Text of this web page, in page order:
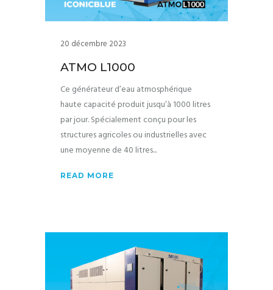
20 décembre 2023
ATMO L1000
Ce générateur d’eau atmosphérique
haute capacité produit jusqu’à 1000 litres
par jour. Spécialement conçu pour les
structures agricoles ou industrielles avec
une moyenne de 40 litres
READ MORE